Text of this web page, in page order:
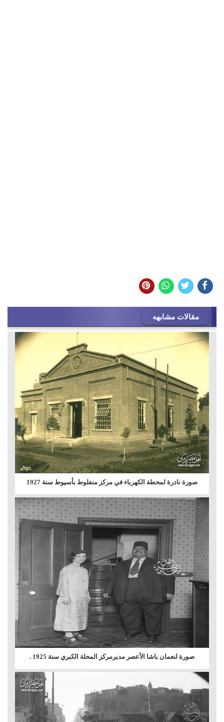
مقالات مشابهه
صورة نادرة لمحطة الكهرباء في مركز منفلوط بأسيوط سنة 1927
صورة لنعمان باشا الأعصر مديرمركز المحلة الكبري سنة 1925 .